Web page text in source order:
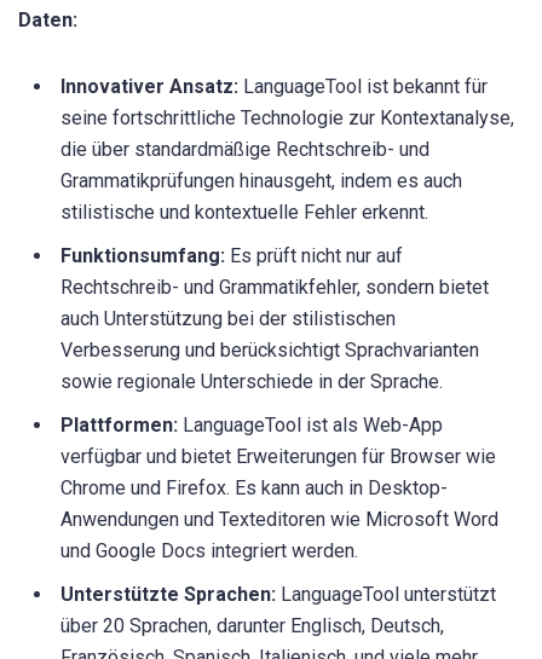
Daten:
Innovativer Ansatz: LanguageTool ist bekannt für
seine fortschrittliche Technologie zur Kontextanalyse,
die über standardmäßige Rechtschreib- und
Grammatikprüfungen hinausgeht, indem es auch
stilistische und kontextuelle Fehler erkennt.
Funktionsumfang: Es prüft nicht nur auf
Rechtschreib- und Grammatikfehler, sondern bietet
auch Unterstützung bei der stilistischen
Verbesserung und berücksichtigt Sprachvarianten
sowie regionale Unterschiede in der Sprache.
Plattformen: LanguageTool ist als Web-App
verfügbar und bietet Erweiterungen für Browser wie
Chrome und Firefox. Es kann auch in Desktop-
Anwendungen und Texteditoren wie Microsoft Word
und Google Docs integriert werden.
Unterstützte Sprachen: LanguageTool unterstützt
über 20 Sprachen, darunter Englisch, Deutsch,